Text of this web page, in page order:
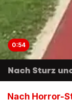
0:54
Nach Sturz
Nach Horror-